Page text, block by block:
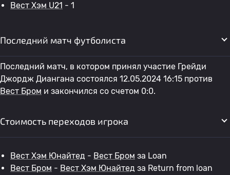
Вест Хэм U21 - 1
Последний матч футболиста
Последний матч, в котором принял участие Грейди
Джордж Диангана состоялся 12.05.2024 16:15 против
Вест Бром и закончился со счетом 0:0.
Стоимость переходов игрока
Вест Хэм Юнайтед - Вест Бром за Loan
Вест Бром - Вест Хэм Юнайтед за Return from loan